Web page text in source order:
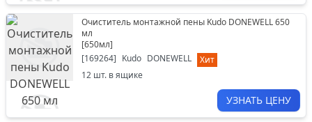
Очиститель монтажной пены Kudo DONEWELL 650
мл
[650мл]
[169264] Kudo DONEWELL
Хит
12 шт. в ящике
УЗНАТЬ ЦЕНУ